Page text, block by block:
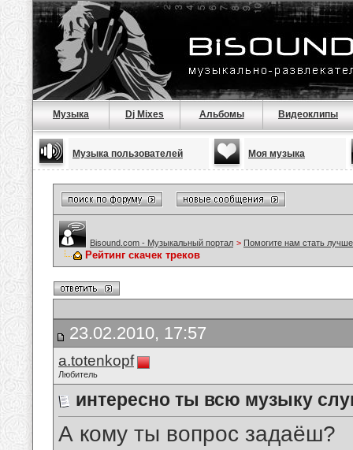
Музыка Dj Mixes Альбомы Видеоклипы
Музыка пользователей Моя музыка
Bisound.com - Музыкальный портал > Помогите нам стать
Рейтинг скачек треков
23.02.2010, 17:57
a.totenkopf
Любитель
интересно ты всю музыку
А кому ты вопрос задаёш?